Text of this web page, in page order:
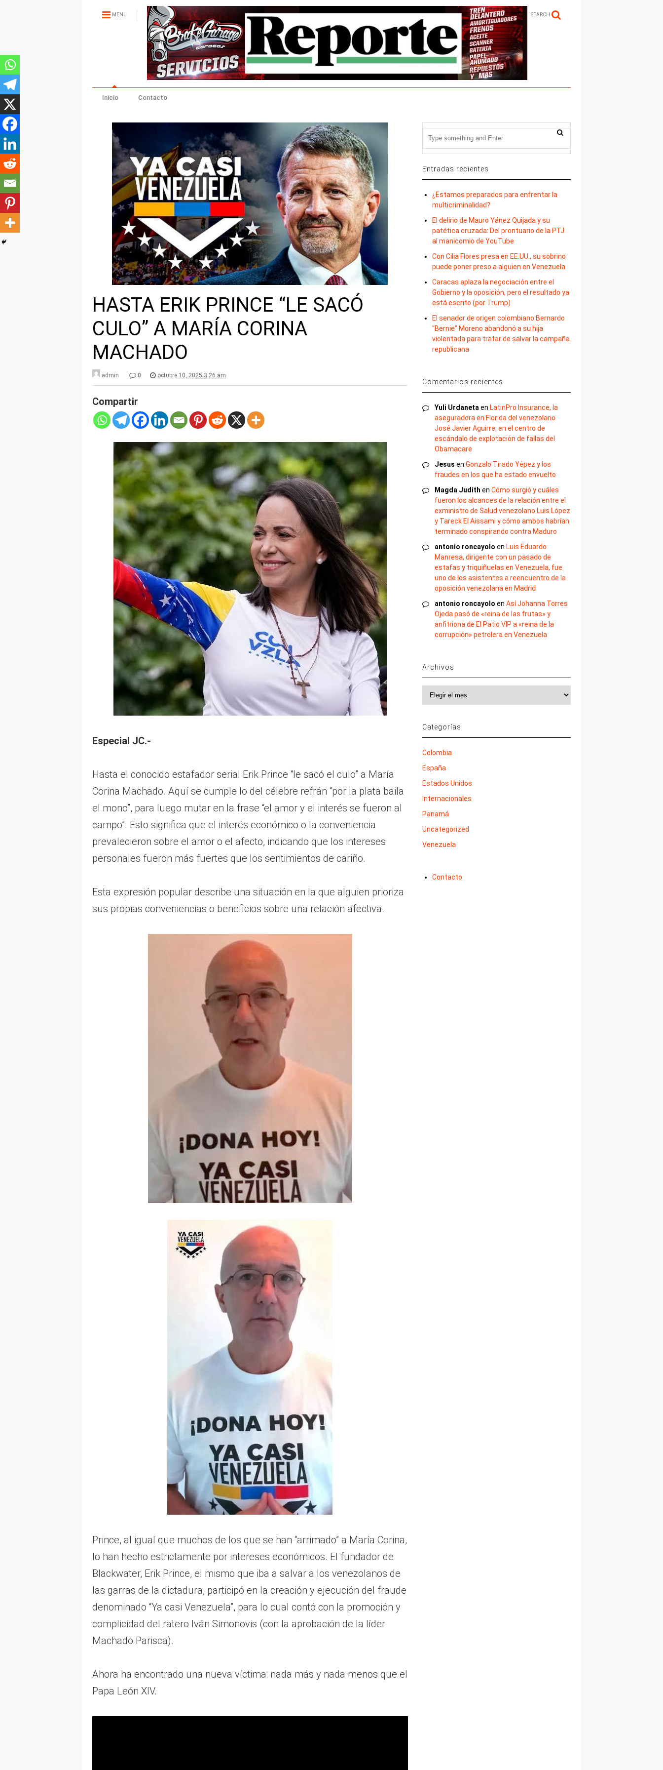
MENU SEARCH
Inicio Contacto
HASTA ERIK PRINCE “LE SACÓ
CULO” A MARÍA CORINA
MACHADO
admin 0 octubre 10, 2025 3:26 am
Compartir
Especial JC.-
Hasta el conocido estafador serial Erik Prince “le sacó el culo” a María
Corina Machado. Aquí se cumple lo del célebre refrán “por la plata baila
el mono”, para luego mutar en la frase “el amor y el interés se fueron al
campo”. Esto significa que el interés económico o la conveniencia
prevalecieron sobre el amor o el afecto, indicando que los intereses
personales fueron más fuertes que los sentimientos de cariño.
Esta expresión popular describe una situación en la que alguien prioriza
sus propias conveniencias o beneficios sobre una relación afectiva.
Prince, al igual que muchos de los que se han “arrimado” a María Corina,
lo han hecho estrictamente por intereses económicos. El fundador de
Blackwater, Erik Prince, el mismo que iba a salvar a los venezolanos de
las garras de la dictadura, participó en la creación y ejecución del fraude
denominado “Ya casi Venezuela”, para lo cual contó con la promoción y
complicidad del ratero Iván Simonovis (con la aprobación de la líder
Machado Parisca).
Ahora ha encontrado una nueva víctima: nada más y nada menos que el
Papa León XIV.
Entradas recientes
¿Estamos preparados para enfrentar la
multicriminalidad?
El delirio de Mauro Yánez Quijada y su
patética cruzada: Del prontuario de la PTJ
al manicomio de YouTube
Con Cilia Flores presa en EE.UU., su sobrino
puede poner preso a alguien en Venezuela
Caracas aplaza la negociación entre el
Gobierno y la oposición, pero el resultado ya
está escrito (por Trump)
El senador de origen colombiano Bernardo
“Bernie” Moreno abandonó a su hija
violentada para tratar de salvar la campaña
republicana
Comentarios recientes
Yuli Urdaneta en LatinPro Insurance, la
aseguradora en Florida del venezolano
José Javier Aguirre, en el centro de
escándalo de explotación de fallas del
Obamacare
Jesus enGonzalo Tirado Yépez y los
fraudes en los que ha estado envuelto
Magda Judith enCómo surgió y cuáles
fueron los alcances de la relación entre el
exministro de Salud venezolano Luis López
y Tareck El Aissami y cómo ambos habrían
terminado conspirando contra Maduro
antonio roncayolo en Luis Eduardo
Manresa, dirigente con un pasado de
estafas y triquiñuelas en Venezuela, fue
uno de los asistentes a reencuentro de la
oposición venezolana en Madrid
antonio roncayolo enAsí Johanna Torres
Ojeda pasó de «reina de las frutas» y
anfitriona de El Patio VIP a «reina de la
corrupción» petrolera en Venezuela
Archivos
Categorías
Colombia
España
Estados Unidos
Internacionales
Panamá
Uncategorized
Venezuela
Contacto